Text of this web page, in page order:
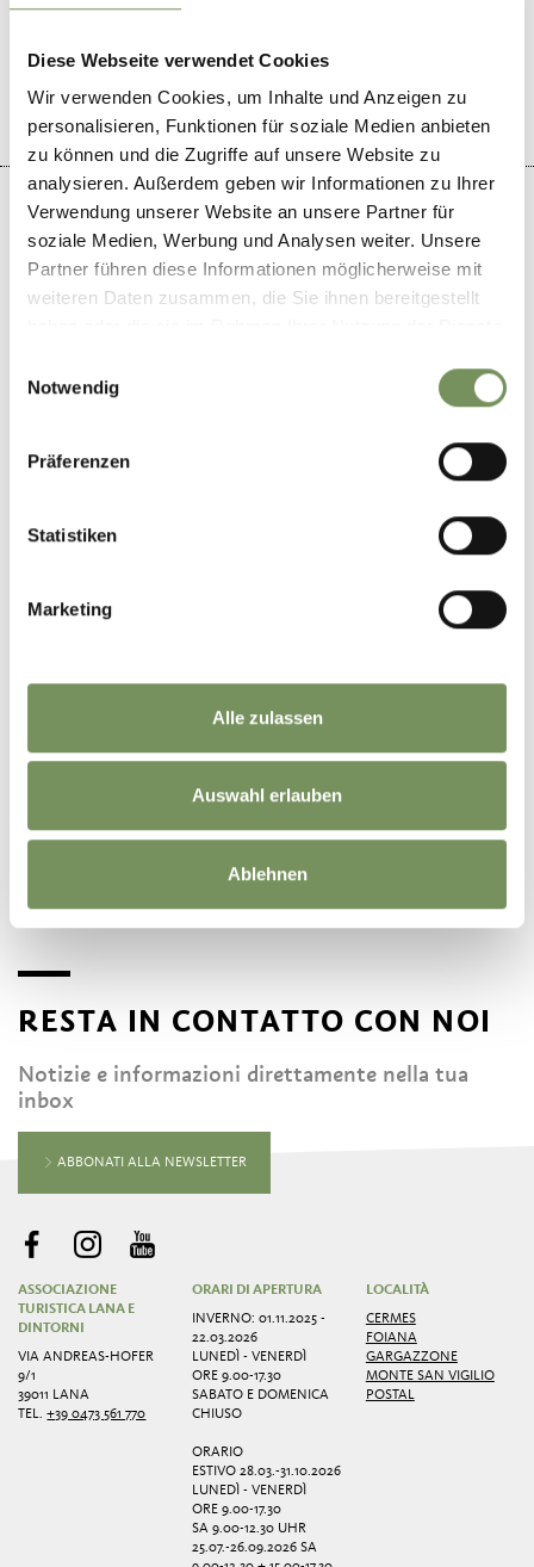
Diese Webseite verwendet Cookies
Wir verwenden Cookies, um Inhalte und Anzeigen zu
personalisieren, Funktionen für soziale Medien anbieten
zu können und die Zugriffe auf unsere Website zu
analysieren. Außerdem geben wir Informationen zu Ihrer
Verwendung unserer Website an unsere Partner für
soziale Medien, Werbung und Analysen weiter. Unsere
Partner führen diese Informationen möglicherweise mit
weiteren Daten zusammen, die Sie ihnen bereitgestellt
Notwendig
Präferenzen
Statistiken
Marketing
Alle zulassen
Auswahl erlauben
Ablehnen
IL CONTENUTO VI È STATO UTILE?
+
RESTA IN CONTATTO CON NOI
Notizie e informazioni direttamente nella tua
inbox
ABBONATI ALLA NEWSLETTER
ASSOCIAZIONE
TURISTICA LANA E
DINTORNI
VIA ANDREAS-HOFER
9/1
39011 LANA
TEL.+39 0473 561 770
ORARI DI APERTURA
INVERNO: 01.11.2025 -
22.03.2026
LUNEDÌ - VENERDÌ
ORE 9.00-17.30
SABATO E DOMENICA
CHIUSO
ORARIO
ESTIVO 28.03.-31.10.2026
LUNEDÌ - VENERDÌ
ORE 9.00-17.30
SA 9.00-12.30 UHR
25.07.-26.09.2026 SA
LOCALITÀ
CERMES
FOIANA
GARGAZZONE
MONTE SAN VIGILIO
POSTAL